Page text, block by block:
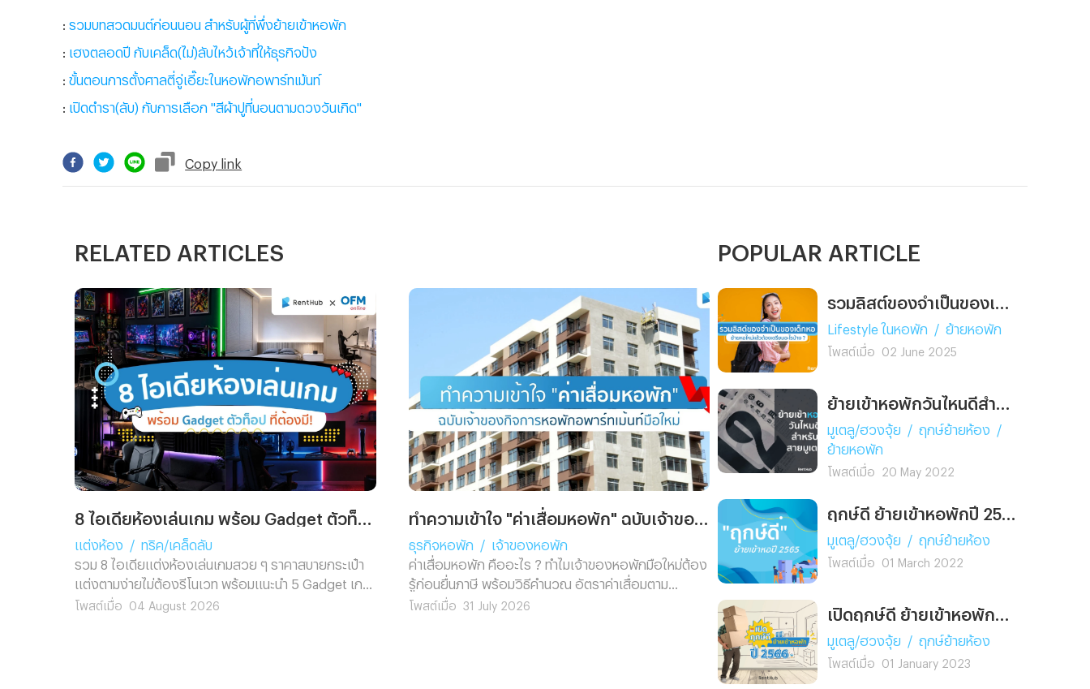
: รวมบทสวดมนต์ก่อนนอน สำหรับผู้ที่พึ่งย้ายเข้าหอพัก
: เฮงตลอดปี กับเคล็ด(ไม่)ลับไหว้เจ้าที่ให้ธุรกิจปัง
: ขั้นตอนการตั้งศาลตี่จู่เอี๊ยะในหอพักอพาร์ทเม้นท์
: เปิดตำรา(ลับ) กับการเลือก "สีผ้าปูที่นอนตามดวงวันเกิด"
Copy link
RELATED ARTICLES
แต่งห้อง /
ทริค/เคล็ดลับ
รวม 8 ไอเดียแต่งห้องเล่นเกมสวย ๆ ราคาสบายกระเป๋า
แต่งตามง่ายไม่ต้องรีโนเวท พร้อมแนะนำ 5 Gadget เกม
มิ่งตัวท็อป ช่วยอัปเกรดห้องคอมให้ดูโปรในงบสุดคุ้ม
โพสต์เมื่อ 04 August 2026
ธุรกิจหอพัก /
เจ้าของหอพัก
ค่าเสื่อมหอพัก คืออะไร ? ทำไมเจ้าของหอพักมือใหม่ต้อง
รู้ก่อนยื่นภาษี พร้อมวิธีคำนวณ อัตราค่าเสื่อมตาม
กฎหมาย และตัวอย่างจริงที่เข้าใจง่าย อ่านจบทำเองได้
โพสต์เมื่อ 31 July 2026
POPULAR ARTICLE
Lifestyle ในหอพัก / ย้ายหอพัก
โพสต์เมื่อ 02 June 2025
มูเตลู/ฮวงจุ้ย / ฤกษ์ย้ายห้อง
/
ย้ายหอพัก
โพสต์เมื่อ 20 May 2022
มูเตลู/ฮวงจุ้ย / ฤกษ์ย้ายห้อง
โพสต์เมื่อ 01 March 2022
มูเตลู/ฮวงจุ้ย / ฤกษ์ย้ายห้อง
โพสต์เมื่อ 01 January 2023